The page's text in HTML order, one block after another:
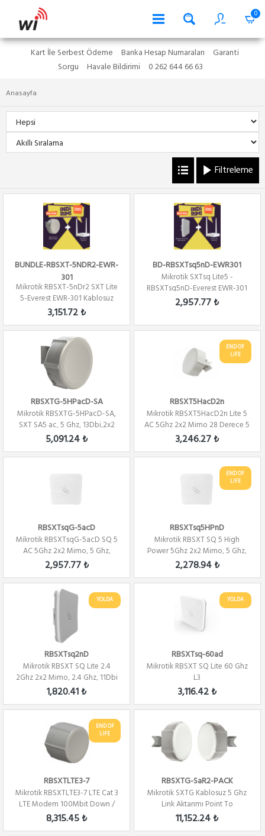
0
Kart İle Serbest Ödeme Banka Hesap Numaraları
Garanti
Sorgu
Havale Bildirimi 0 262 644 66 63
Anasayfa
Filtreleme
BUNDLE-RBSXT-5NDR2-EWR-
301
Mikrotik RBSXT-5nDr2 SXT Lite
5-Everest EWR-301 Kablosuz
Router Bu...
3,151.72 ₺
BD-RBSXTsq5nD-EWR301
Mikrotik SXTsq Lite5 -
RBSXTsq5nD-Everest EWR-301
Kablosuz Ro
2,957.77 ₺
RBSXTG-5HPacD-SA
Mikrotik RBSXTG-5HPacD-SA,
SXT SA5 ac, 5 Ghz, 13Dbi,2x2
Mimo 90 De...
5,091.24 ₺
END OF
LIFE
RBSXT5HacD2n
Mikrotik RBSXT5HacD2n Lite 5
AC 5Ghz 2x2 Mimo 28 Derece 5
Ghz 16D...
3,246.27 ₺
RBSXTsqG-5acD
Mikrotik RBSXTsqG-5acD SQ 5
AC 5Ghz 2x2 Mimo, 5 Ghz,
16Dbi Alıcı,2...
2,957.77 ₺
END OF
LIFE
RBSXTsq5HPnD
Mikrotik RBSXT SQ 5 High
Power 5Ghz 2x2 Mimo, 5 Ghz,
16Dbi Level 4
2,278.94 ₺
YOLDA
RBSXTsq2nD
Mikrotik RBSXT SQ Lite 2.4
2Ghz 2x2 Mimo, 2.4 Ghz, 11Dbi
Alıcı 80...
1,820.41 ₺
YOLDA
RBSXTsq-60ad
Mikrotik RBSXT SQ Lite 60 Ghz
L3
3,116.42 ₺
END OF
LIFE
RBSXTLTE3-7
Mikrotik RBSXTLTE3-7 LTE Cat 3
LTE Modem 100Mbit Down /
50Mbit Up ...
8,315.45 ₺
RBSXTG-SaR2-PACK
Mikrotik SXTG Kablosuz 5 Ghz
Link Aktarımı Point To
Multipoint
11,152.24 ₺